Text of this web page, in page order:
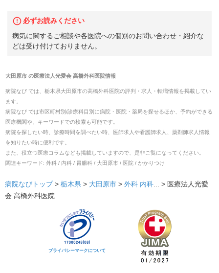
必ずお読みください
病気に関するご相談や各医院への個別のお問い合わせ・紹介な
どは受け付けておりません。
大田原市の医療法人光愛会 高橋外科医院情報
病院なび では、 栃木県大田原市の高橋外科医院の評判・求人・転職情報を掲載してい
ます。
病院なび では市区町村別/診療科目別に病院・医院・薬局を探せるほか、予約ができる
医療機関や、キーワードでの検索も可能です。
病院を探したい時、診療時間を調べたい時、医師求人や看護師求人、薬剤師求人情報
を知りたい時に便利です。
また、役立つ医療コラムなども掲載していますので、是非ご覧になってください。
関連キーワード: 外科 / 内科 / 胃腸科 / 大田原市 / 医院 / かかりつけ
病院なびトップ > 栃木県 > 大田原市 > 外科 内科... > 医療法人光愛
会 高橋外科医院
プライバシーマークについて